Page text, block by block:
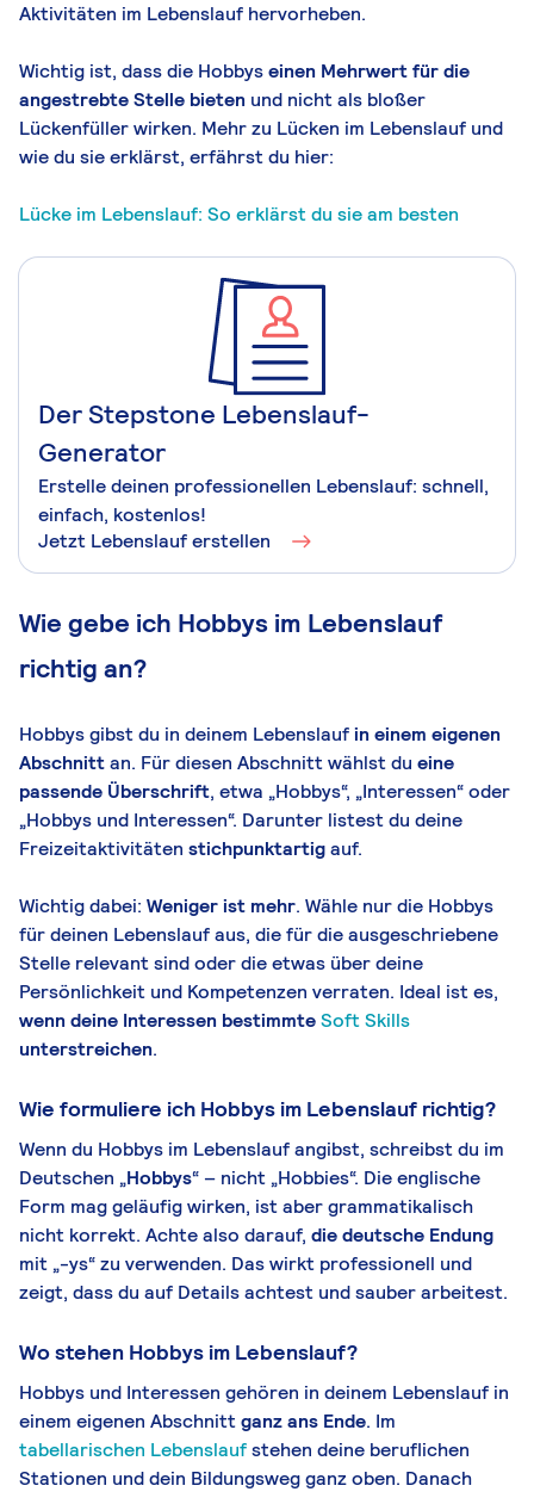
Aktivitäten im Lebenslauf hervorheben.
Wichtig ist, dass die Hobbyseinen Mehrwert für die
angestrebte Stelle bieten und nicht als bloßer
Lückenfüller wirken. Mehr zu Lücken im Lebenslauf und
wie du sie erklärst, erfährst du hier:
Lücke im Lebenslauf: So erklärst du sie am besten
Der Stepstone Lebenslauf-
Generator
Erstelle deinen professionellen Lebenslauf: schnell,
einfach, kostenlos!
Jetzt Lebenslauf erstellen
Wie gebe ich Hobbys im Lebenslauf
richtig an?
Hobbys gibst du in deinem Lebenslaufin einem eigenen
Abschnittan. Für diesen Abschnitt wählst du eine
passende Überschrift, etwa „Hobbys“, „Interessen“ oder
„Hobbys und Interessen“. Darunter listest du deine
Freizeitaktivitäten stichpunktartigauf.
Wichtig dabei: Weniger ist mehr. Wähle nur die Hobbys
für deinen Lebenslauf aus, die für die ausgeschriebene
Stelle relevant sind oder die etwas über deine
Persönlichkeit und Kompetenzen verraten. Ideal ist es,
wenn deine Interessen bestimmteSoft Skills
unterstreichen.
Wie formuliere ich Hobbys im Lebenslauf richtig?
Wenn du Hobbys im Lebenslauf angibst, schreibst du im
Deutschen „Hobbys“ – nicht „Hobbies“. Die englische
Form mag geläufig wirken, ist aber grammatikalisch
nicht korrekt. Achte also darauf, die deutsche Endung
mit „-ys“ zu verwenden. Das wirkt professionell und
zeigt, dass du auf Details achtest und sauber arbeitest.
Wo stehen Hobbys im Lebenslauf?
Hobbys und Interessen gehören in deinem Lebenslauf in
einem eigenen Abschnittganz ans Ende. Im
tabellarischen Lebenslaufstehen deine beruflichen
Stationen und dein Bildungsweg ganz oben. Danach